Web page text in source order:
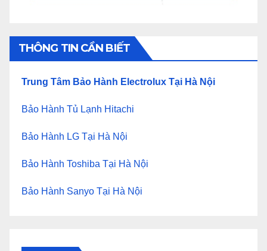
THÔNG TIN CẦN BIẾT
Trung Tâm Bảo Hành Electrolux Tại Hà Nội
Bảo Hành Tủ Lạnh Hitachi
Bảo Hành LG Tại Hà Nội
Bảo Hành Toshiba Tại Hà Nội
Bảo Hành Sanyo Tại Hà Nội